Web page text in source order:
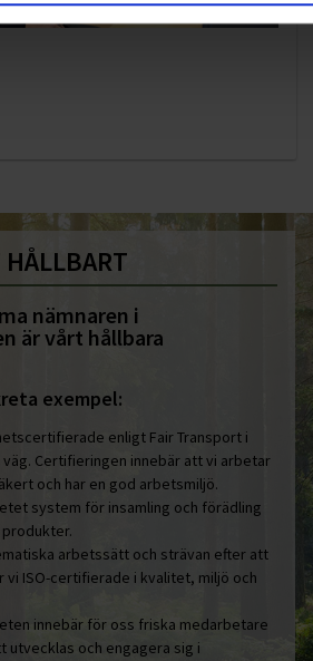
HÅLLBART
nämnaren i
är vårt hållbara
exempel:
enligt Fair Transport i
Certifieringen innebär att vi arbetar
och har en god arbetsmiljö.
system för insamling och förädling
arbetssätt och strävan efter att
vi ISO-certifierade i kvalitet, miljö och
innebär för oss friska medarbetare
utvecklas och engagera sig i